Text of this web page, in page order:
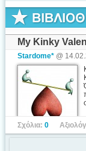
My Kinky
Stardome* @
Σχόλια: 0